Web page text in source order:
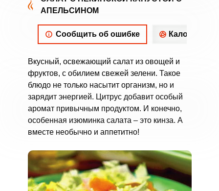
АПЕЛЬСИНОМ
Сообщить об ошибке
Вкусный, освежающий салат из овощей и
фруктов, с обилием свежей зелени. Такое
блюдо не только насытит организм, но и
зарядит энергией. Цитрус добавит особый
аромат привычным продуктом. И конечно,
особенная изюминка салата – это кинза. А
вместе необычно и аппетитно!